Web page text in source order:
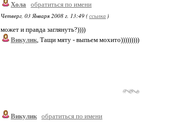
Хола
обратиться по имени
Четверг, 03 Января 2008 г. 13:49 (ссылка )
может и правда заглянуть?))))
Викулик, Тащи мяту - выпьем мохито)))))))))
Викулик обратиться по имени